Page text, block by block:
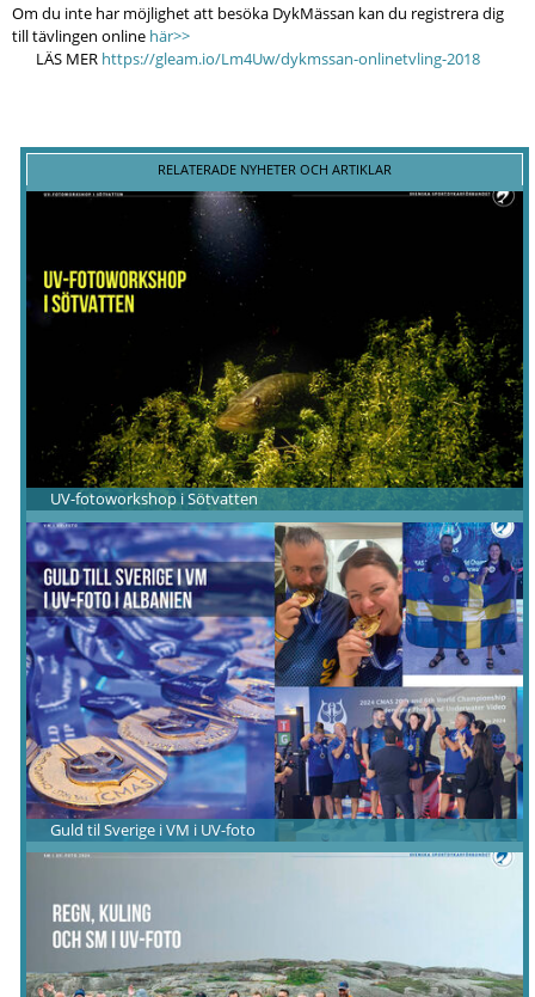
Om du inte har möjlighet att besöka DykMässan kan du registrera dig
till tävlingen online här>>
LÄS MER https://gleam.io/Lm4Uw/dykmssan-onlinetvling-2018
RELATERADE NYHETER OCH ARTIKLAR
UV-fotoworkshop i Sötvatten
Guld til Sverige i VM i UV-foto